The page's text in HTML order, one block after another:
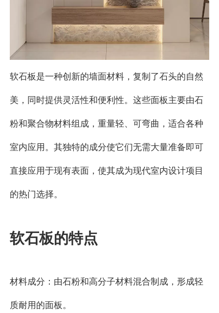
软石板是一种创新的墙面材料，复制了石头的自然
美，同时提供灵活性和便利性。这些面板主要由石
粉和聚合物材料组成，重量轻、可弯曲，适合各种
室内应用。其独特的成分使它们无需大量准备即可
直接应用于现有表面，使其成为现代室内设计项目
的热门选择。
软石板的特点
材料成分：由石粉和高分子材料混合制成，形成轻
质耐用的面板。